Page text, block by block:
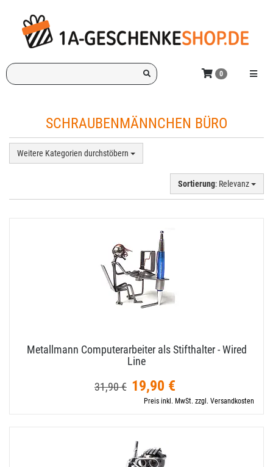
Hauptinhalt
springen
Ich
suche
Menü
0
SCHRAUBENMÄNNCHEN BÜRO
Weitere Kategorien durchstöbern
Sortierung: Relevanz
Metallmann Computerarbeiter als Stifthalter - Wired
Line
31,90 € 19,90 €
Preis inkl. MwSt. zzgl. Versandkosten